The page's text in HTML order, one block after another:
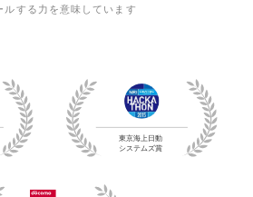
ルする力を意味しています